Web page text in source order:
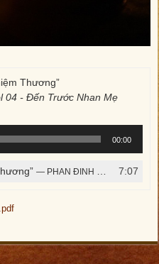
Thương”
04 - Đến Trước Nhan Mẹ
00:00
— PHAN ĐINH TÙNG 7:07